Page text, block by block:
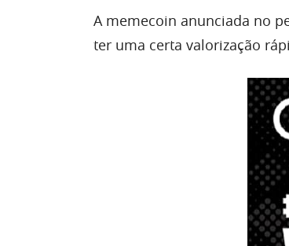
A memecoin anunciada no
ter uma certa valorização